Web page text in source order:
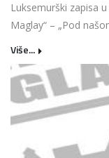
Luksemurški zapisa
Maglay“ – „Pod
Više...